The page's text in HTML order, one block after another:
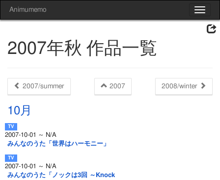
Toggle
Animumemo
2007年秋 作品一覧
2007/summer 2007 2008/winter
10月
2007-10-01 ～ N/A
みんなのうた「世界はハーモニー」
2007-10-01 ～ N/A
みんなのうた「ノックは3回 ～Knock